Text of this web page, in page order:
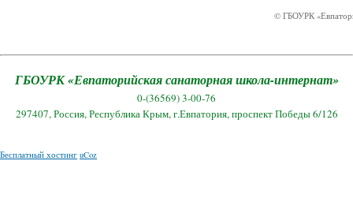
© ГБОУРК
ГБОУРК «Евпаторийская санаторная школа-интернат»
0-(36569) 3-00-76
297407, Россия, Республика Крым, г.Евпатория, проспект Победы 6/126
Бесплатный хостинг uCoz